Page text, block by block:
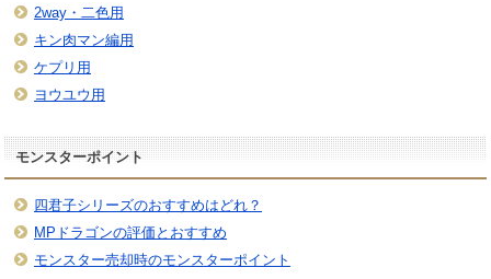
2way・二色用
キン肉マン編用
ケプリ用
ヨウユウ用
モンスターポイント
四君子シリーズのおすすめはどれ？
MPドラゴンの評価とおすすめ
モンスター売却時のモンスターポイント